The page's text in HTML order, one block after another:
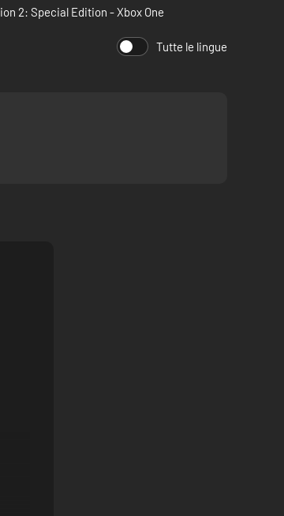
2: Special Edition - Xbox One
Tutte le lingue